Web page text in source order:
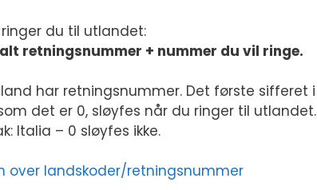
ringer du til utlandet:
retningsnummer + nummer du vil ringe.
har retningsnummer. Det første sifferet i
det er 0, sløyfes når du ringer til utlandet.
Italia – 0 sløyfes ikke.
over landskoder/retningsnummer